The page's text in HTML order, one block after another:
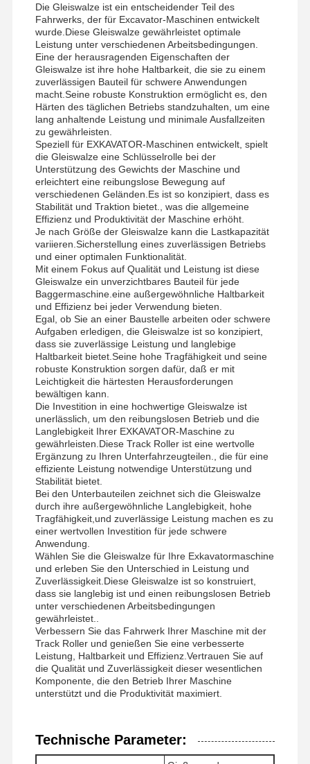
Die Gleiswalze ist ein entscheidender Teil des
Fahrwerks, der für Excavator-Maschinen entwickelt
wurde.Diese Gleiswalze gewährleistet optimale
Leistung unter verschiedenen Arbeitsbedingungen.
Eine der herausragenden Eigenschaften der
Gleiswalze ist ihre hohe Haltbarkeit, die sie zu einem
zuverlässigen Bauteil für schwere Anwendungen
macht.Seine robuste Konstruktion ermöglicht es, den
Härten des täglichen Betriebs standzuhalten, um eine
lang anhaltende Leistung und minimale Ausfallzeiten
zu gewährleisten.
Speziell für EXKAVATOR-Maschinen entwickelt, spielt
die Gleiswalze eine Schlüsselrolle bei der
Unterstützung des Gewichts der Maschine und
erleichtert eine reibungslose Bewegung auf
verschiedenen Geländen.Es ist so konzipiert, dass es
Stabilität und Traktion bietet., was die allgemeine
Effizienz und Produktivität der Maschine erhöht.
Je nach Größe der Gleiswalze kann die Lastkapazität
variieren.Sicherstellung eines zuverlässigen Betriebs
und einer optimalen Funktionalität.
Mit einem Fokus auf Qualität und Leistung ist diese
Gleiswalze ein unverzichtbares Bauteil für jede
Baggermaschine.eine außergewöhnliche Haltbarkeit
und Effizienz bei jeder Verwendung bieten.
Egal, ob Sie an einer Baustelle arbeiten oder schwere
Aufgaben erledigen, die Gleiswalze ist so konzipiert,
dass sie zuverlässige Leistung und langlebige
Haltbarkeit bietet.Seine hohe Tragfähigkeit und seine
robuste Konstruktion sorgen dafür, daß er mit
Leichtigkeit die härtesten Herausforderungen
bewältigen kann.
Die Investition in eine hochwertige Gleiswalze ist
unerlässlich, um den reibungslosen Betrieb und die
Langlebigkeit Ihrer EXKAVATOR-Maschine zu
gewährleisten.Diese Track Roller ist eine wertvolle
Ergänzung zu Ihren Unterfahrzeugteilen., die für eine
effiziente Leistung notwendige Unterstützung und
Stabilität bietet.
Bei den Unterbauteilen zeichnet sich die Gleiswalze
durch ihre außergewöhnliche Langlebigkeit, hohe
Tragfähigkeit,und zuverlässige Leistung machen es zu
einer wertvollen Investition für jede schwere
Anwendung.
Wählen Sie die Gleiswalze für Ihre Exkavatormaschine
und erleben Sie den Unterschied in Leistung und
Zuverlässigkeit.Diese Gleiswalze ist so konstruiert,
dass sie langlebig ist und einen reibungslosen Betrieb
unter verschiedenen Arbeitsbedingungen
gewährleistet..
Verbessern Sie das Fahrwerk Ihrer Maschine mit der
Track Roller und genießen Sie eine verbesserte
Leistung, Haltbarkeit und Effizienz.Vertrauen Sie auf
die Qualität und Zuverlässigkeit dieser wesentlichen
Komponente, die den Betrieb Ihrer Maschine
unterstützt und die Produktivität maximiert.
Technische Parameter: